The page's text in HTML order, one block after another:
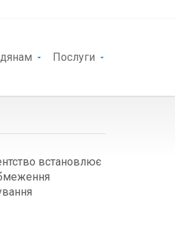
Послуги
встановлює